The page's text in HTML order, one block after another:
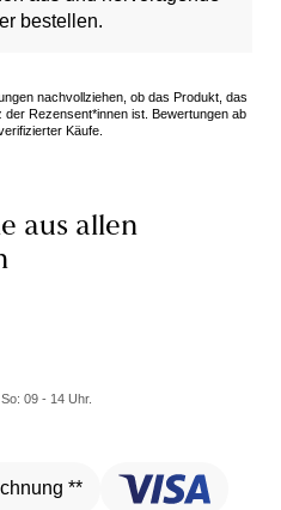
bestellen.
nachvollziehen, ob das Produkt, das
Rezensent*innen ist. Bewertungen ab
Käufe.
aus allen
09 - 14 Uhr.
**